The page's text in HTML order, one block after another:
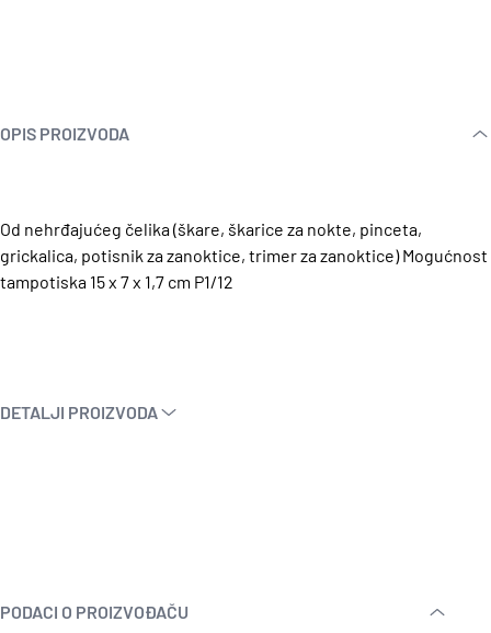
OPIS PROIZVODA
Od nehrđajućeg čelika (škare, škarice za nokte, pinceta,
grickalica, potisnik za zanoktice, trimer za zanoktice) Mogućnost
tampotiska 15 x 7 x 1,7 cm P1/12
DETALJI PROIZVODA
PODACI O PROIZVOĐAČU